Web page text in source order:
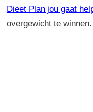
Dieet Plan jou gaat
overgewicht te winnen.